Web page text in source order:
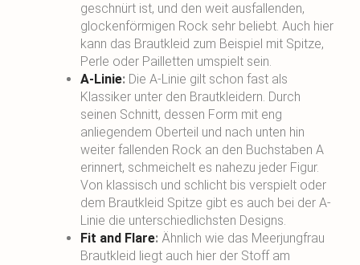
geschnürt ist, und den weit ausfallenden,
glockenförmigen Rock sehr beliebt. Auch hier
kann das Brautkleid zum Beispiel mit Spitze,
Perle oder Pailletten umspielt sein.
A-Linie:Die A-Linie gilt schon fast als
Klassiker unter den Brautkleidern. Durch
seinen Schnitt, dessen Form mit eng
anliegendem Oberteil und nach unten hin
weiter fallenden Rock an den Buchstaben A
erinnert, schmeichelt es nahezu jeder Figur.
Von klassisch und schlicht bis verspielt oder
dem Brautkleid Spitze gibt es auch bei der A-
Linie die unterschiedlichsten Designs.
Fit and Flare:Ähnlich wie das Meerjungfrau
Brautkleid liegt auch hier der Stoff am